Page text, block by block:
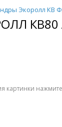
Экоролл КВ
картинки